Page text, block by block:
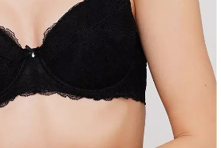
384 грн.
549 грн.